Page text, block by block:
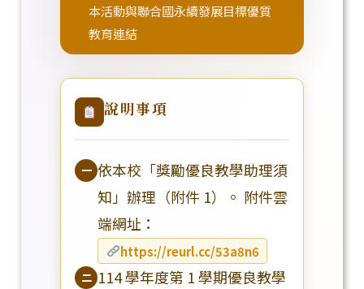
本活動與聯合國永續發展目標優質
教育連結
說明事項
一 依本校「獎勵優良教學助理須
知」辦理（附件 1）。 附件雲
端網址：
https://reurl.cc/53a8n6
二 114 學年度第 1 學期優良教學